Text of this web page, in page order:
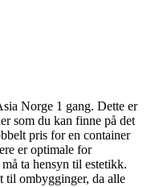
Norge 1 gang. Dette er
som du kan finne på det
pris for en container
er optimale for
ta hensyn til estetikk.
til ombygginger, da alle